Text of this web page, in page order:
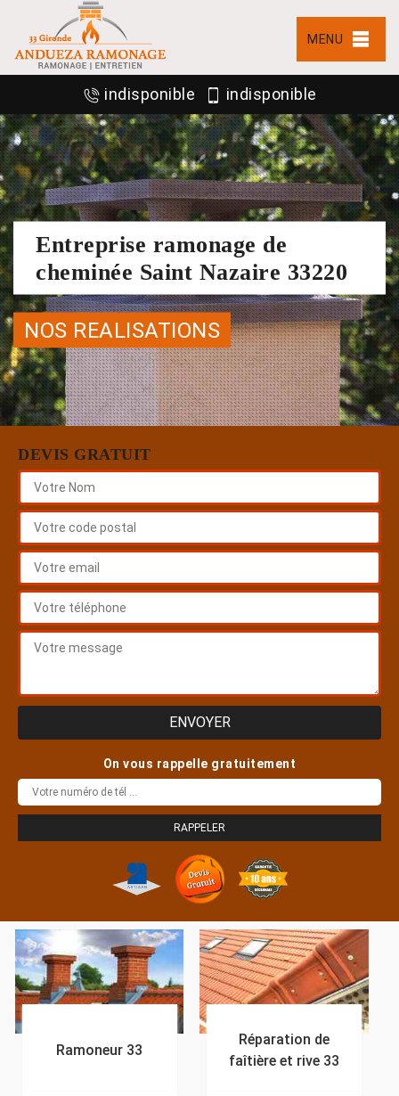
MENU
indisponible indisponible
Entreprise ramonage de
cheminée Saint Nazaire 33220
NOS REALISATIONS
DEVIS GRATUIT
On vous rappelle gratuitement
Ramoneur 33
Réparation de
faîtière et rive 33